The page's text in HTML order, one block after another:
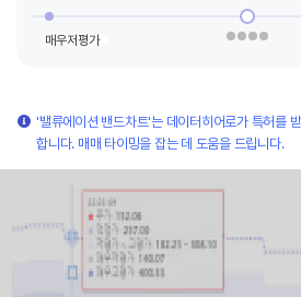
'밸류에이션 밴드차트'는 데이터히어로가 특허를
합니다. 매매 타이밍을 잡는 데 도움을 드립니다.